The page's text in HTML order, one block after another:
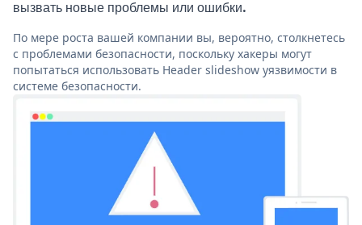
вызвать новые проблемы или ошибки.
По мере роста вашей компании вы, вероятно, столкнетесь
с проблемами безопасности, поскольку хакеры могут
попытаться использовать Header slideshow уязвимости в
системе безопасности.